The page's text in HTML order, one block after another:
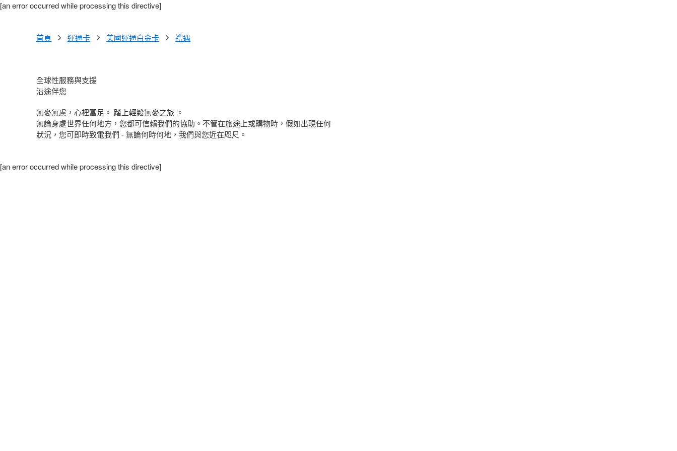
[an error occurred while processing this directive]
首頁 運通卡 美國運通白金卡 禮遇
全球性服務與支援
沿途伴您
無憂無慮，心裡富足。 踏上輕鬆無憂之旅 。
無論身處世界任何地方，您都可信賴我們的協助。不管在旅途上或購物時，假如出現任何
狀況，您可即時致電我們 - 無論何時何地，我們與您近在咫尺。
[an error occurred while processing this directive]